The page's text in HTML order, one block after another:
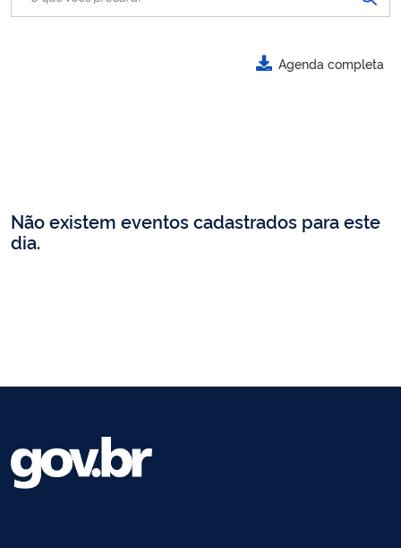
Agenda completa
Não existem eventos cadastrados para este
dia.